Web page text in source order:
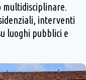
multidisciplinare.
interventi
luoghi pubblici e